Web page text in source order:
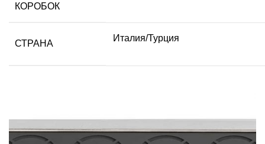
КОРОБОК
СТРАНА
Италия/Турция